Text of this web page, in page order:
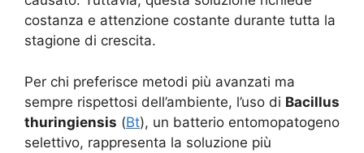
costanza e attenzione costante durante tutta la
stagione di crescita.
Per chi preferisce metodi più avanzati ma
sempre rispettosi dell’ambiente, l’uso di Bacillus
thuringiensis (Bt), un batterio entomopatogeno
selettivo, rappresenta la soluzione più